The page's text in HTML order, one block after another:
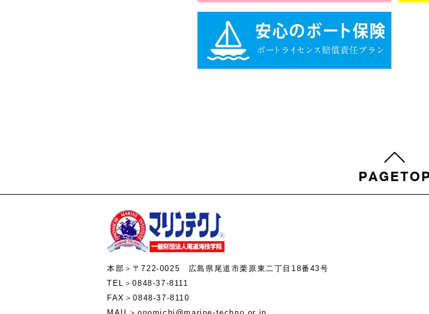
本部＞〒722-0025 広島県尾道市栗原東二丁目18番43号
TEL＞0848-37-8111
FAX＞0848-37-8110